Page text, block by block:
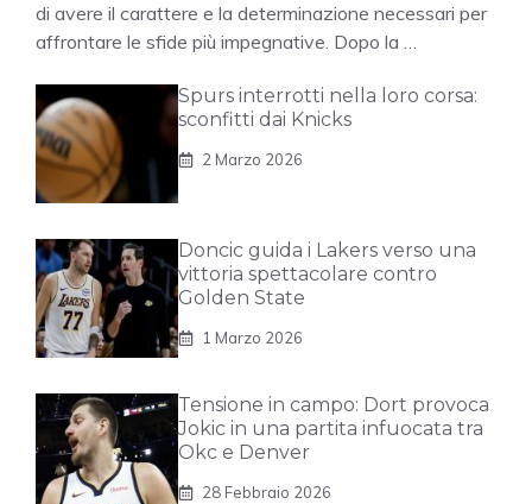
di avere il carattere e la determinazione necessari per
affrontare le sfide più impegnative. Dopo la …
Spurs interrotti nella loro corsa:
sconfitti dai Knicks
2 Marzo 2026
Doncic guida i Lakers verso una
vittoria spettacolare contro
Golden State
1 Marzo 2026
Tensione in campo: Dort provoca
Jokic in una partita infuocata tra
Okc e Denver
28 Febbraio 2026